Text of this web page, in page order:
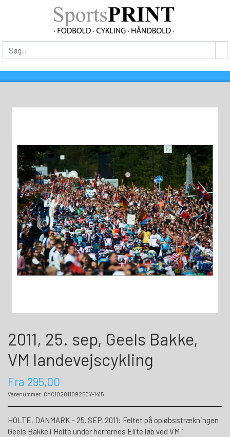
2011, 25. sep, Geels Bakke,
VM landevejscykling
Fra 295,00
Varenummer: CYC1020110925CY-1415
HOLTE, DANMARK - 25. SEP, 2011: Feltet på opløbsstrækningen
Geels Bakke i Holte under herrernes Elite løb ved VM i